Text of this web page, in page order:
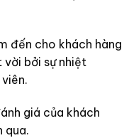
đến cho khách hàng
vời bởi sự nhiệt
giá của khách
qua.